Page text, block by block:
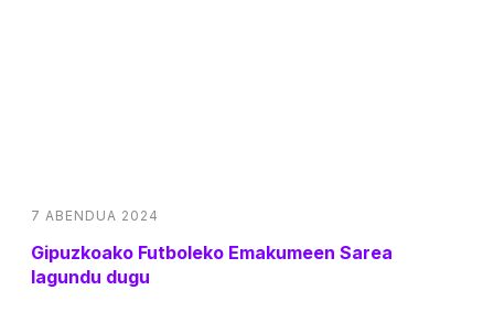
7 ABENDUA 2024
Gipuzkoako Futboleko Emakumeen Sarea
lagundu dugu